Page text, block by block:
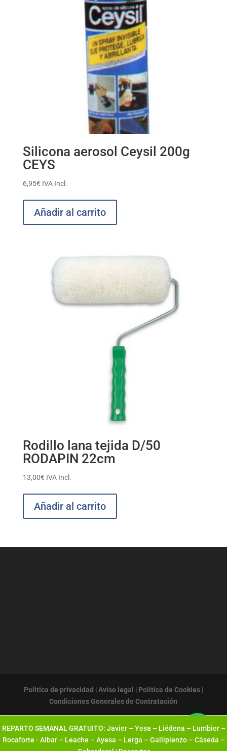
REPARTO SEMANAL GRATUITO: Javier – Yesa – Liédena – Lumbier –
Rocaforte - Aibar – Leache – Ayesa – Lerga – Gallipienzo – Cáseda –
Silicona aerosol Ceysil 200g
CEYS
6,95€ IVA Incl.
Añadir al carrito
Rodillo lana tejida D/50
RODAPIN 22cm
13,00€ IVA Incl.
Añadir al carrito
Política de privacidad | Aviso legal | Política de Cookies|
Condiciones Generales de Contratación